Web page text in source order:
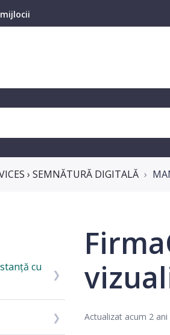
› SEMNĂTURĂ DIGITALĂ
cu
Actualizat acum 2 ani